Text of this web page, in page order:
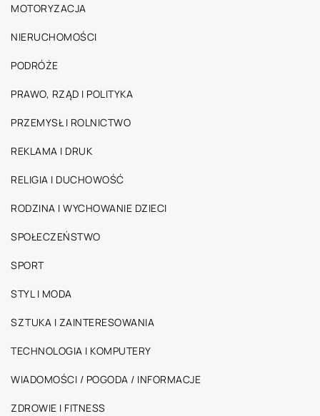
MOTORYZACJA
NIERUCHOMOŚCI
PODRÓŻE
PRAWO, RZĄD I POLITYKA
PRZEMYSŁ I ROLNICTWO
REKLAMA I DRUK
RELIGIA I DUCHOWOŚĆ
RODZINA I WYCHOWANIE DZIECI
SPOŁECZEŃSTWO
SPORT
STYL I MODA
SZTUKA I ZAINTERESOWANIA
TECHNOLOGIA I KOMPUTERY
WIADOMOŚCI / POGODA / INFORMACJE
ZDROWIE I FITNESS